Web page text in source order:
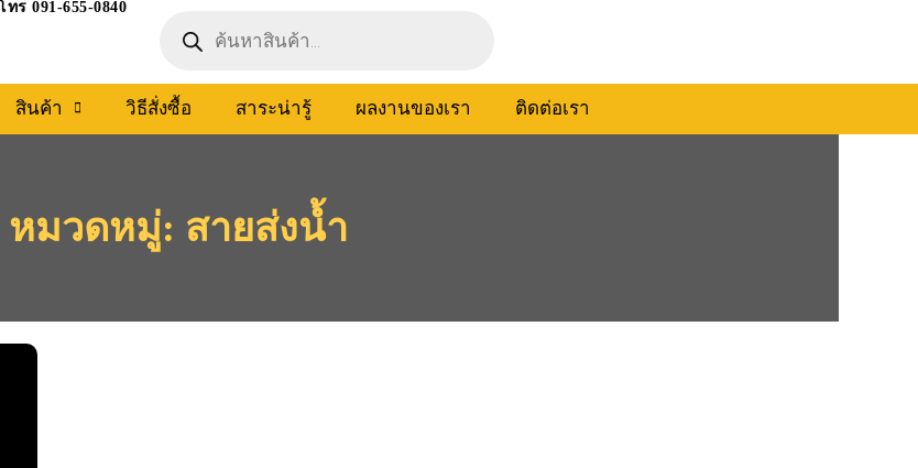
โทร 091-655-0840
search
สินค้า วิธีสั่งซื้อ สาระน่ารู้ ผลงานของเรา ติดต่อเรา
หมวดหมู่: สายส่งน้ำ